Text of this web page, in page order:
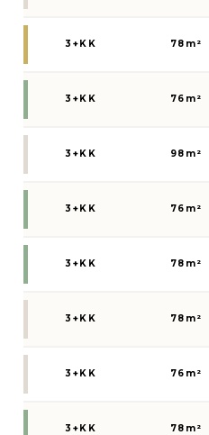
3+KK 78 m²
3+KK 76 m²
3+KK 98 m²
3+KK 76 m²
3+KK 78 m²
3+KK 78 m²
3+KK 76 m²
3+KK 78 m²